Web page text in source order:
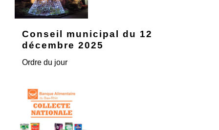
Conseil municipal du 12
décembre 2025
Ordre du jour